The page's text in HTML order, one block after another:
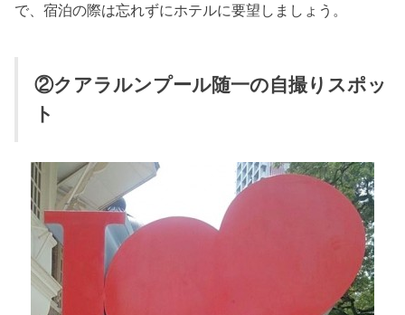
で、宿泊の際は忘れずにホテルに要望しましょう。
②クアラルンプール随一の自撮りスポッ
ト